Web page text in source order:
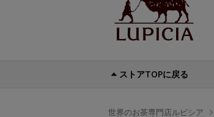
ストアTOPに戻る
世界のお茶専門店ルピシア